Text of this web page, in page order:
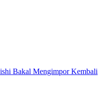
Bakal Mengimpor Kembali